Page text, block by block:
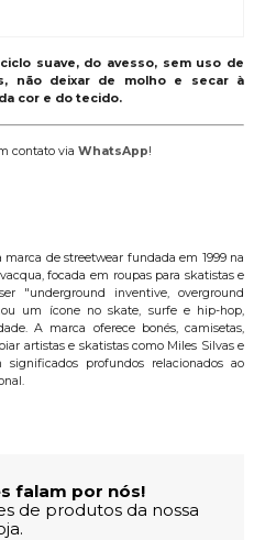
suave, do avesso, sem uso de
não deixar de molho e secar à
cor e do tecido.
contato via WhatsApp!
de streetwear fundada em 1999 na
focada em roupas para skatistas e
"underground inventive, overground
um ícone no skate, surfe e hip-hop,
A marca oferece bonés, camisetas,
artistas e skatistas como Miles Silvas e
profundos relacionados ao
falam por nós!
de produtos da nossa